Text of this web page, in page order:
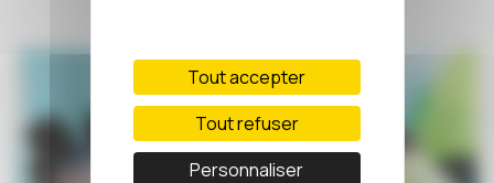
Tout accepter
Tout refuser
Personnaliser